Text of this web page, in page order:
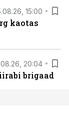
15:00
kaotas
20:04
brigaad